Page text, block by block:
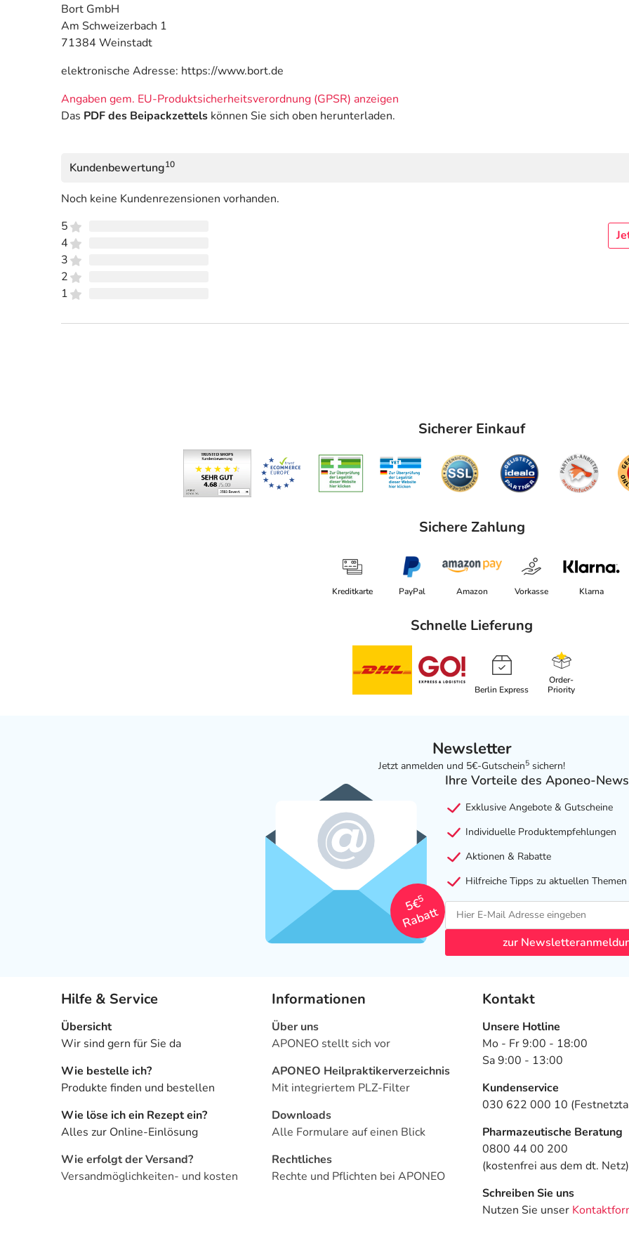
Bort GmbH
Am Schweizerbach 1
71384 Weinstadt
elektronische Adresse: https://www.bort.de
Angaben gem. EU-Produktsicherheitsverordnung (GPSR) anzeigen
Das PDF des Beipackzettels können Sie sich oben herunterladen.
Kundenbewertung10
Noch keine Kundenrezensionen vorhanden.
5
4
3
2
1
Sicherer Einkauf
Sichere Zahlung
Kreditkarte PayPal Amazon Vorkasse Klarna
Schnelle Lieferung
Berlin Express
Order-
Priority
Newsletter
Jetzt anmelden und 5€-Gutschein5 sichern!
5€
5
Rabatt
Ihre Vorteile des Aponeo-
Exklusive Angebote & Gutscheine
Individuelle Produktempfehlungen
Aktionen & Rabatte
Hilfreiche Tipps zu aktuellen Themen
zur
Hilfe & Service
Übersicht
Wir sind gern für Sie da
Wie bestelle ich?
Produkte finden und bestellen
Wie löse ich ein Rezept ein?
Alles zur Online-Einlösung
Wie erfolgt der Versand?
Versandmöglichkeiten- und kosten
Informationen
Über uns
APONEO stellt sich vor
APONEO Heilpraktikerverzeichnis
Mit integriertem PLZ-Filter
Downloads
Alle Formulare auf einen Blick
Rechtliches
Rechte und Pflichten bei APONEO
Kontakt
Unsere Hotline
Mo - Fr 9:00 - 18:00
Sa 9:00 - 13:00
Kundenservice
030 622 000 10
Pharmazeutische Beratung
0800 44 00 200
(kostenfrei aus dem dt. Netz)
Schreiben Sie uns
Nutzen Sie unser